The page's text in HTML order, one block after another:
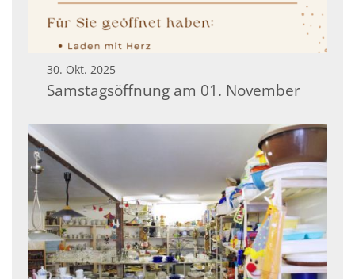
30. Okt. 2025
Samstagsöffnung am 01. November